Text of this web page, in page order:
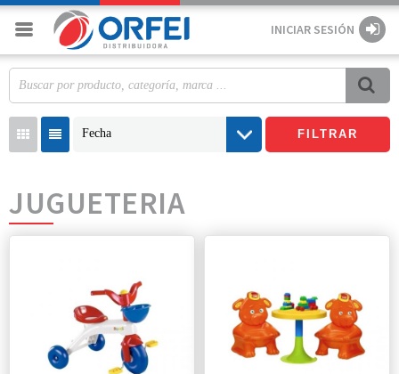
INICIAR SESIÓN
Fecha FILTRAR
JUGUETERIA